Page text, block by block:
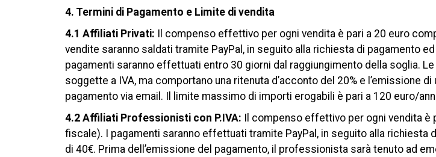
4. Termini di Pagamento e Limite di vendita
4.1 Affiliati Privati: Il compenso effettivo per ogni vendita è pari a 20 euro
vendite saranno saldati tramite PayPal, in seguito alla richiesta di pagamento
pagamenti saranno effettuati entro 30 giorni dal raggiungimento della soglia.
soggette a IVA, ma comportano una ritenuta d’acconto del 20% e l’emissione
pagamento via email. Il limite massimo di importi erogabili è pari a 120 euro/
4.2 Affiliati Professionisti con P.IVA: Il compenso effettivo per ogni vendita è
fiscale). I pagamenti saranno effettuati tramite PayPal, in seguito alla richiesta
di 40€. Prima dell’emissione del pagamento, il professionista sarà tenuto ad